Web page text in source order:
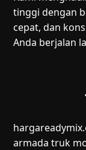
tinggi dengan
cepat, dan
Anda berjalan
armada truk